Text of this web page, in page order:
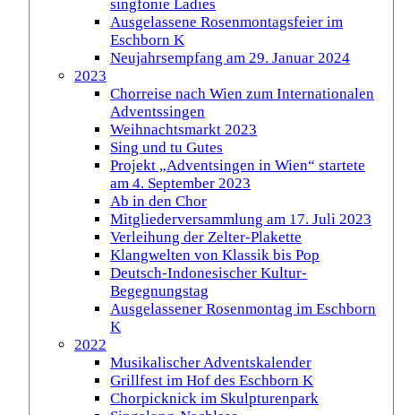
singfonie Ladies
Ausgelassene Rosenmontagsfeier im
Eschborn K
Neujahrsempfang am 29. Januar 2024
2023
Chorreise nach Wien zum Internationalen
Adventssingen
Weihnachtsmarkt 2023
Sing und tu Gutes
Projekt „Adventsingen in Wien“ startete
am 4. September 2023
Ab in den Chor
Mitgliederversammlung am 17. Juli 2023
Verleihung der Zelter-Plakette
Klangwelten von Klassik bis Pop
Deutsch-Indonesischer Kultur-
Begegnungstag
Ausgelassener Rosenmontag im Eschborn
K
2022
Musikalischer Adventskalender
Grillfest im Hof des Eschborn K
Chorpicknick im Skulpturenpark